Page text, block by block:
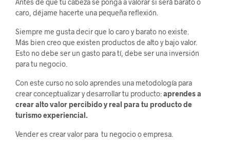
caro, déjame hacerte una pequeña reflexión.
Siempre me gusta decir que lo caro y barato no existe.
Más bien creo que existen productos de alto y bajo valor.
Esto no debe ser un gasto para tí, debe ser una inversión
para tu negocio.
Con este curso no solo aprendes una metodología para
crear conceptualizar y desarrollar tu producto:aprendes a
crear alto valor percibido y real para tu producto de
turismo experiencial.
Vender es crear valor para tu negocio o empresa.